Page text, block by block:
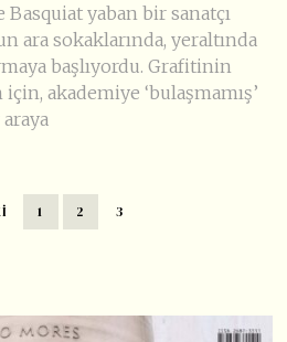
yaban bir sanatçı
ara sokaklarında, yeraltında
başlıyordu. Grafitinin
akademiye ‘bulaşmamış’
1 2 3